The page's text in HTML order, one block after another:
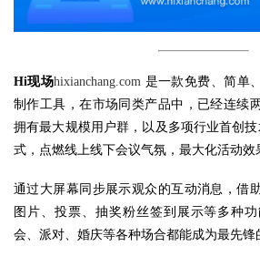
Hi现场hixianchang.com 是一款免费、简单
制作工具，在市场同类产品中，已经连续
拥有最大规模用户群，以及多项行业首创
式，点燃线上线下会议气氛，最大化活动效
通过大屏幕同步展示观众的互动消息，借
图片、投票、抽奖粉丝签到展示等多种
会、派对、婚庆等各种场合都能成为最先锋